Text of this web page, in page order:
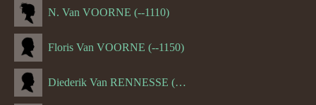
N. Van VOORNE (--1110)
Floris Van VOORNE (--1150)
Diederik Van RENNESSE (--1144)